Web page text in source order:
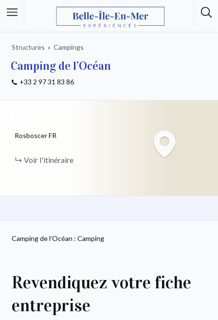
Structures Campings
Camping de l’Océan
+33 2 97 31 83 86
RosboscerFR
Voir l'itinéraire
Camping de l’Océan : Camping
Revendiquez votre fiche
entreprise